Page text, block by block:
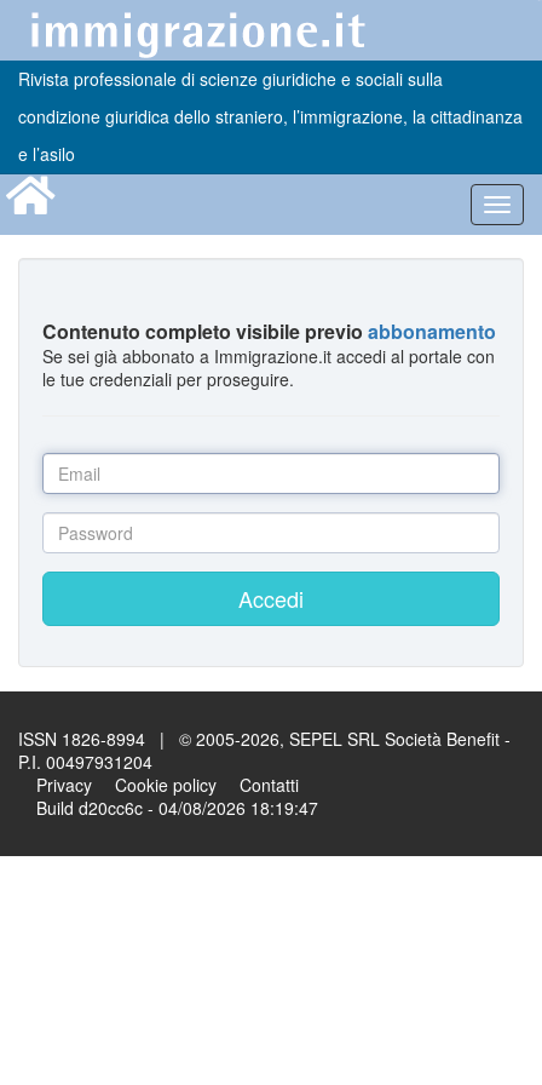
Rivista professionale di scienze giuridiche e sociali sulla
condizione giuridica dello straniero, l’immigrazione, la cittadinanza
e l’asilo
Contenuto completo visibile previo abbonamento
Se sei già abbonato a Immigrazione.it accedi al portale con
le tue credenziali per proseguire.
Accedi
ISSN 1826-8994 | © 2005-2026, SEPEL SRL Società Benefit -
P.I. 00497931204
Privacy
Cookie policy
Contatti
Build d20cc6c - 04/08/2026 18:19:47